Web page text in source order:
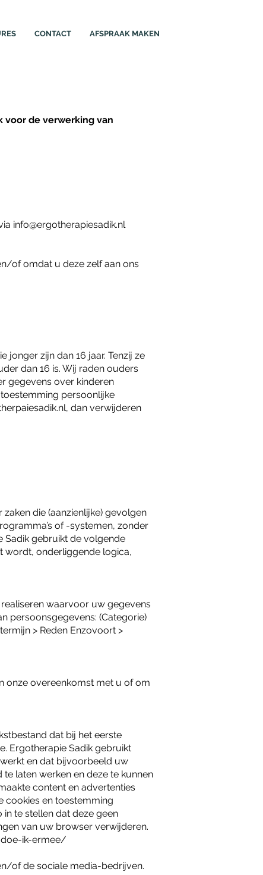
CONTACT AFSPRAAK MAKEN
voor de verwerking van
info@ergotherapiesadik.nl
of omdat u deze zelf aan ons
zijn dan 16 jaar. Tenzij ze
dan 16 is. Wij raden ouders
gegevens over kinderen
persoonlijke
, dan verwijderen
die (aanzienlijke) gevolgen
of -systemen, zonder
Sadik gebruikt de volgende
wordt, onderliggende logica,
waarvoor uw gegevens
persoonsgegevens: (Categorie)
> Reden Enzovoort >
onze overeenkomst met u of om
dat bij het eerste
Ergotherapie Sadik gebruikt
en dat bijvoorbeeld uw
laten werken en deze te kunnen
content en advertenties
cookies en toestemming
te stellen dat deze geen
van uw browser verwijderen.
ik-ermee/
of de sociale media-bedrijven.